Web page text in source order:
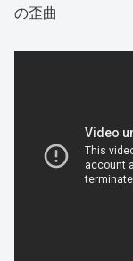
の歪曲